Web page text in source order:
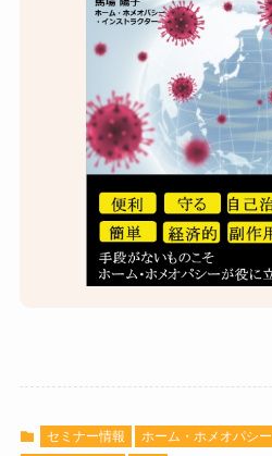
セミナー情報 ホーム・ホメオパシー